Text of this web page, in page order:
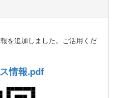
を追加しました。ご活用くだ
情報.pdf